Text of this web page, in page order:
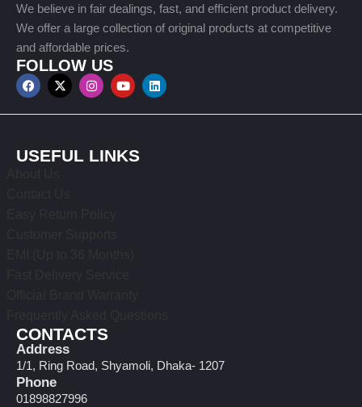
We believe in fair dealings, fast, and efficient product delivery.
We offer a large collection of original products at competitive
and affordable prices.
FOLLOW US
USEFUL LINKS
CONTACTS
Address
1/1, Ring Road, Shyamoli, Dhaka- 1207
Phone
01898827996